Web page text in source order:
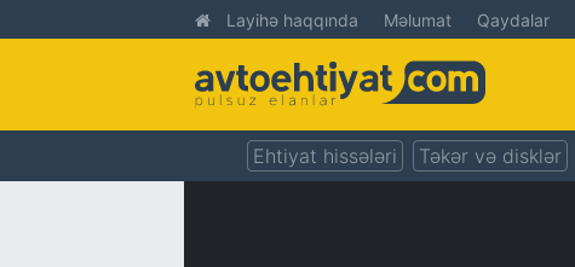
Layihə haqqında Məlumat Qaydalar
Ehtiyat hissələri Təkər və disklər